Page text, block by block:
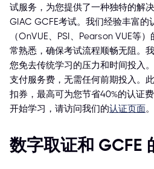
试服务，为您提供了一种独特的解
GIAC GCFE考试。我们经验丰富的
（OnVUE、PSI、Pearson VUE等
常熟悉，确保考试流程顺畅无阻。
您免去传统学习的压力和时间投入
支付服务费，无需任何前期投入。
扣券，最高可为您节省40%的认证
开始学习，请访问我们的认证页面。
数字取证和 GCFE